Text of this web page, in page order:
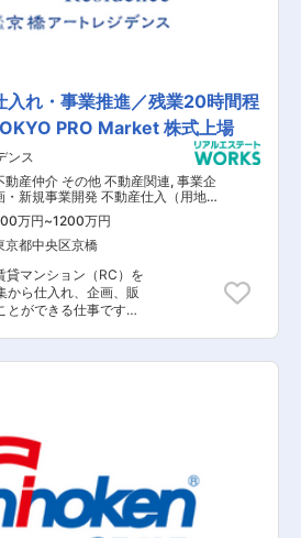
入れ・事業推進／残業20時間程
PRO Market 株式上場
ンス
動産仲介 その他 不動産関連, 事業企
・新規事業開発 不動産仕入（用地・
棟・区分）
万円~1200万円
京都中央区京橋
貸マンション（RC）を
から仕入れ、企画、販
とができる仕事です。
め、やりがいを感じて
土地仕入れ ■設計会
、進行管理 【担当
間休日は124日(2023
プライベートとの両
す。 さらに、毎月固定